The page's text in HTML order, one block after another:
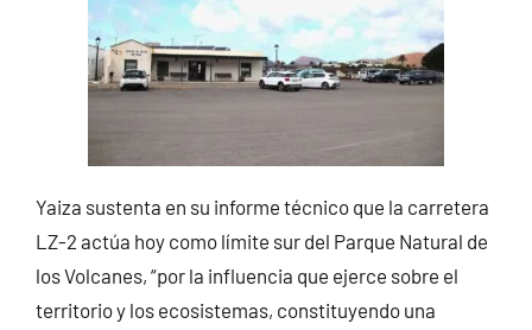
Yaiza sustenta en su informe técnico que la carretera
LZ-2 actúa hoy como límite sur del Parque Natural de
los Volcanes, “por la influencia que ejerce sobre el
territorio y los ecosistemas, constituyendo una